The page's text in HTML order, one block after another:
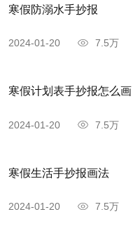
寒假防溺水手抄报
2024-01-20 7.5万
寒假计划表手抄报怎么画
2024-01-20 7.5万
寒假生活手抄报画法
2024-01-20 7.5万